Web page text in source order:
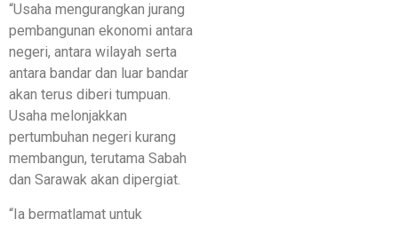
“Usaha mengurangkan jurang
pembangunan ekonomi antara
negeri, antara wilayah serta
antara bandar dan luar bandar
akan terus diberi tumpuan.
Usaha melonjakkan
pertumbuhan negeri kurang
membangun, terutama Sabah
dan Sarawak akan dipergiat.
“Ia bermatlamat untuk